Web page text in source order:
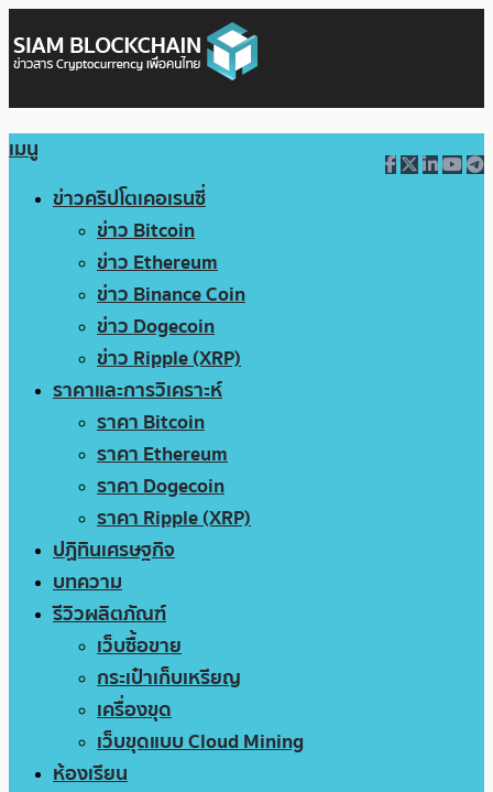
เมนู
ข่าวคริปโตเคอเรนซี่
ข่าว Bitcoin
ข่าว Ethereum
ข่าว Binance Coin
ข่าว Dogecoin
ข่าว Ripple (XRP)
ราคาและการวิเคราะห์
ราคา Bitcoin
ราคา Ethereum
ราคา Dogecoin
ราคา Ripple (XRP)
ปฏิทินเศรษฐกิจ
บทความ
รีวิวผลิตภัณฑ์
เว็บซื้อขาย
กระเป๋าเก็บเหรียญ
เครื่องขุด
เว็บขุดแบบ Cloud Mining
ห้องเรียน